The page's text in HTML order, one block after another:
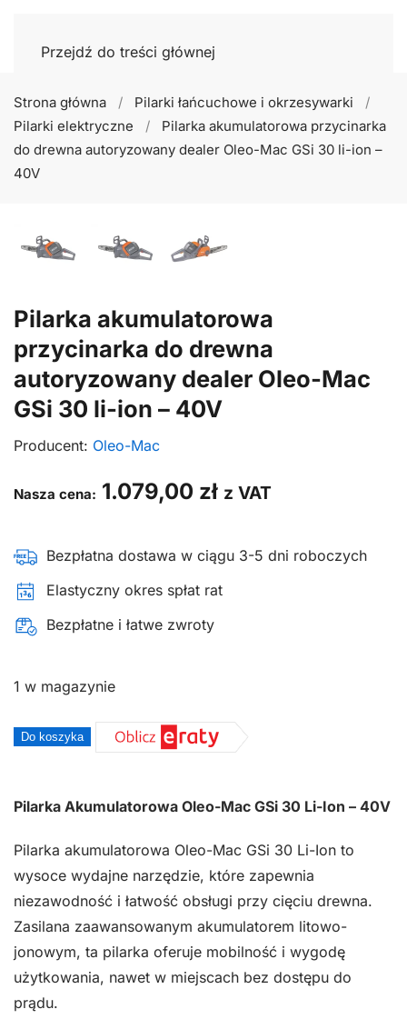
Przejdź do treści głównej
Strona główna
Pilarki łańcuchowe i okrzesywarki
Pilarki elektryczne
Pilarka akumulatorowa przycinarka
do drewna autoryzowany dealer Oleo-Mac GSi 30 li-ion –
40V
Pilarka akumulatorowa
przycinarka do drewna
autoryzowany dealer Oleo-Mac
GSi 30 li-ion – 40V
Producent: Oleo-Mac
Nasza cena: 1.079,00 zł z VAT
Bezpłatna dostawa w ciągu 3-5 dni roboczych
Elastyczny okres spłat rat
Bezpłatne i łatwe zwroty
1 w magazynie
ilość
przycinarka
drewna
autoryzowany
dealer
Oleo-
Mac
GSi
30
Do koszyka
Pilarka Akumulatorowa Oleo-Mac GSi 30 Li-Ion – 40V
Pilarka akumulatorowa Oleo-Mac GSi 30 Li-Ion to
wysoce wydajne narzędzie, które zapewnia
niezawodność i łatwość obsługi przy cięciu drewna.
Zasilana zaawansowanym akumulatorem litowo-
jonowym, ta pilarka oferuje mobilność i wygodę
użytkowania, nawet w miejscach bez dostępu do
prądu.